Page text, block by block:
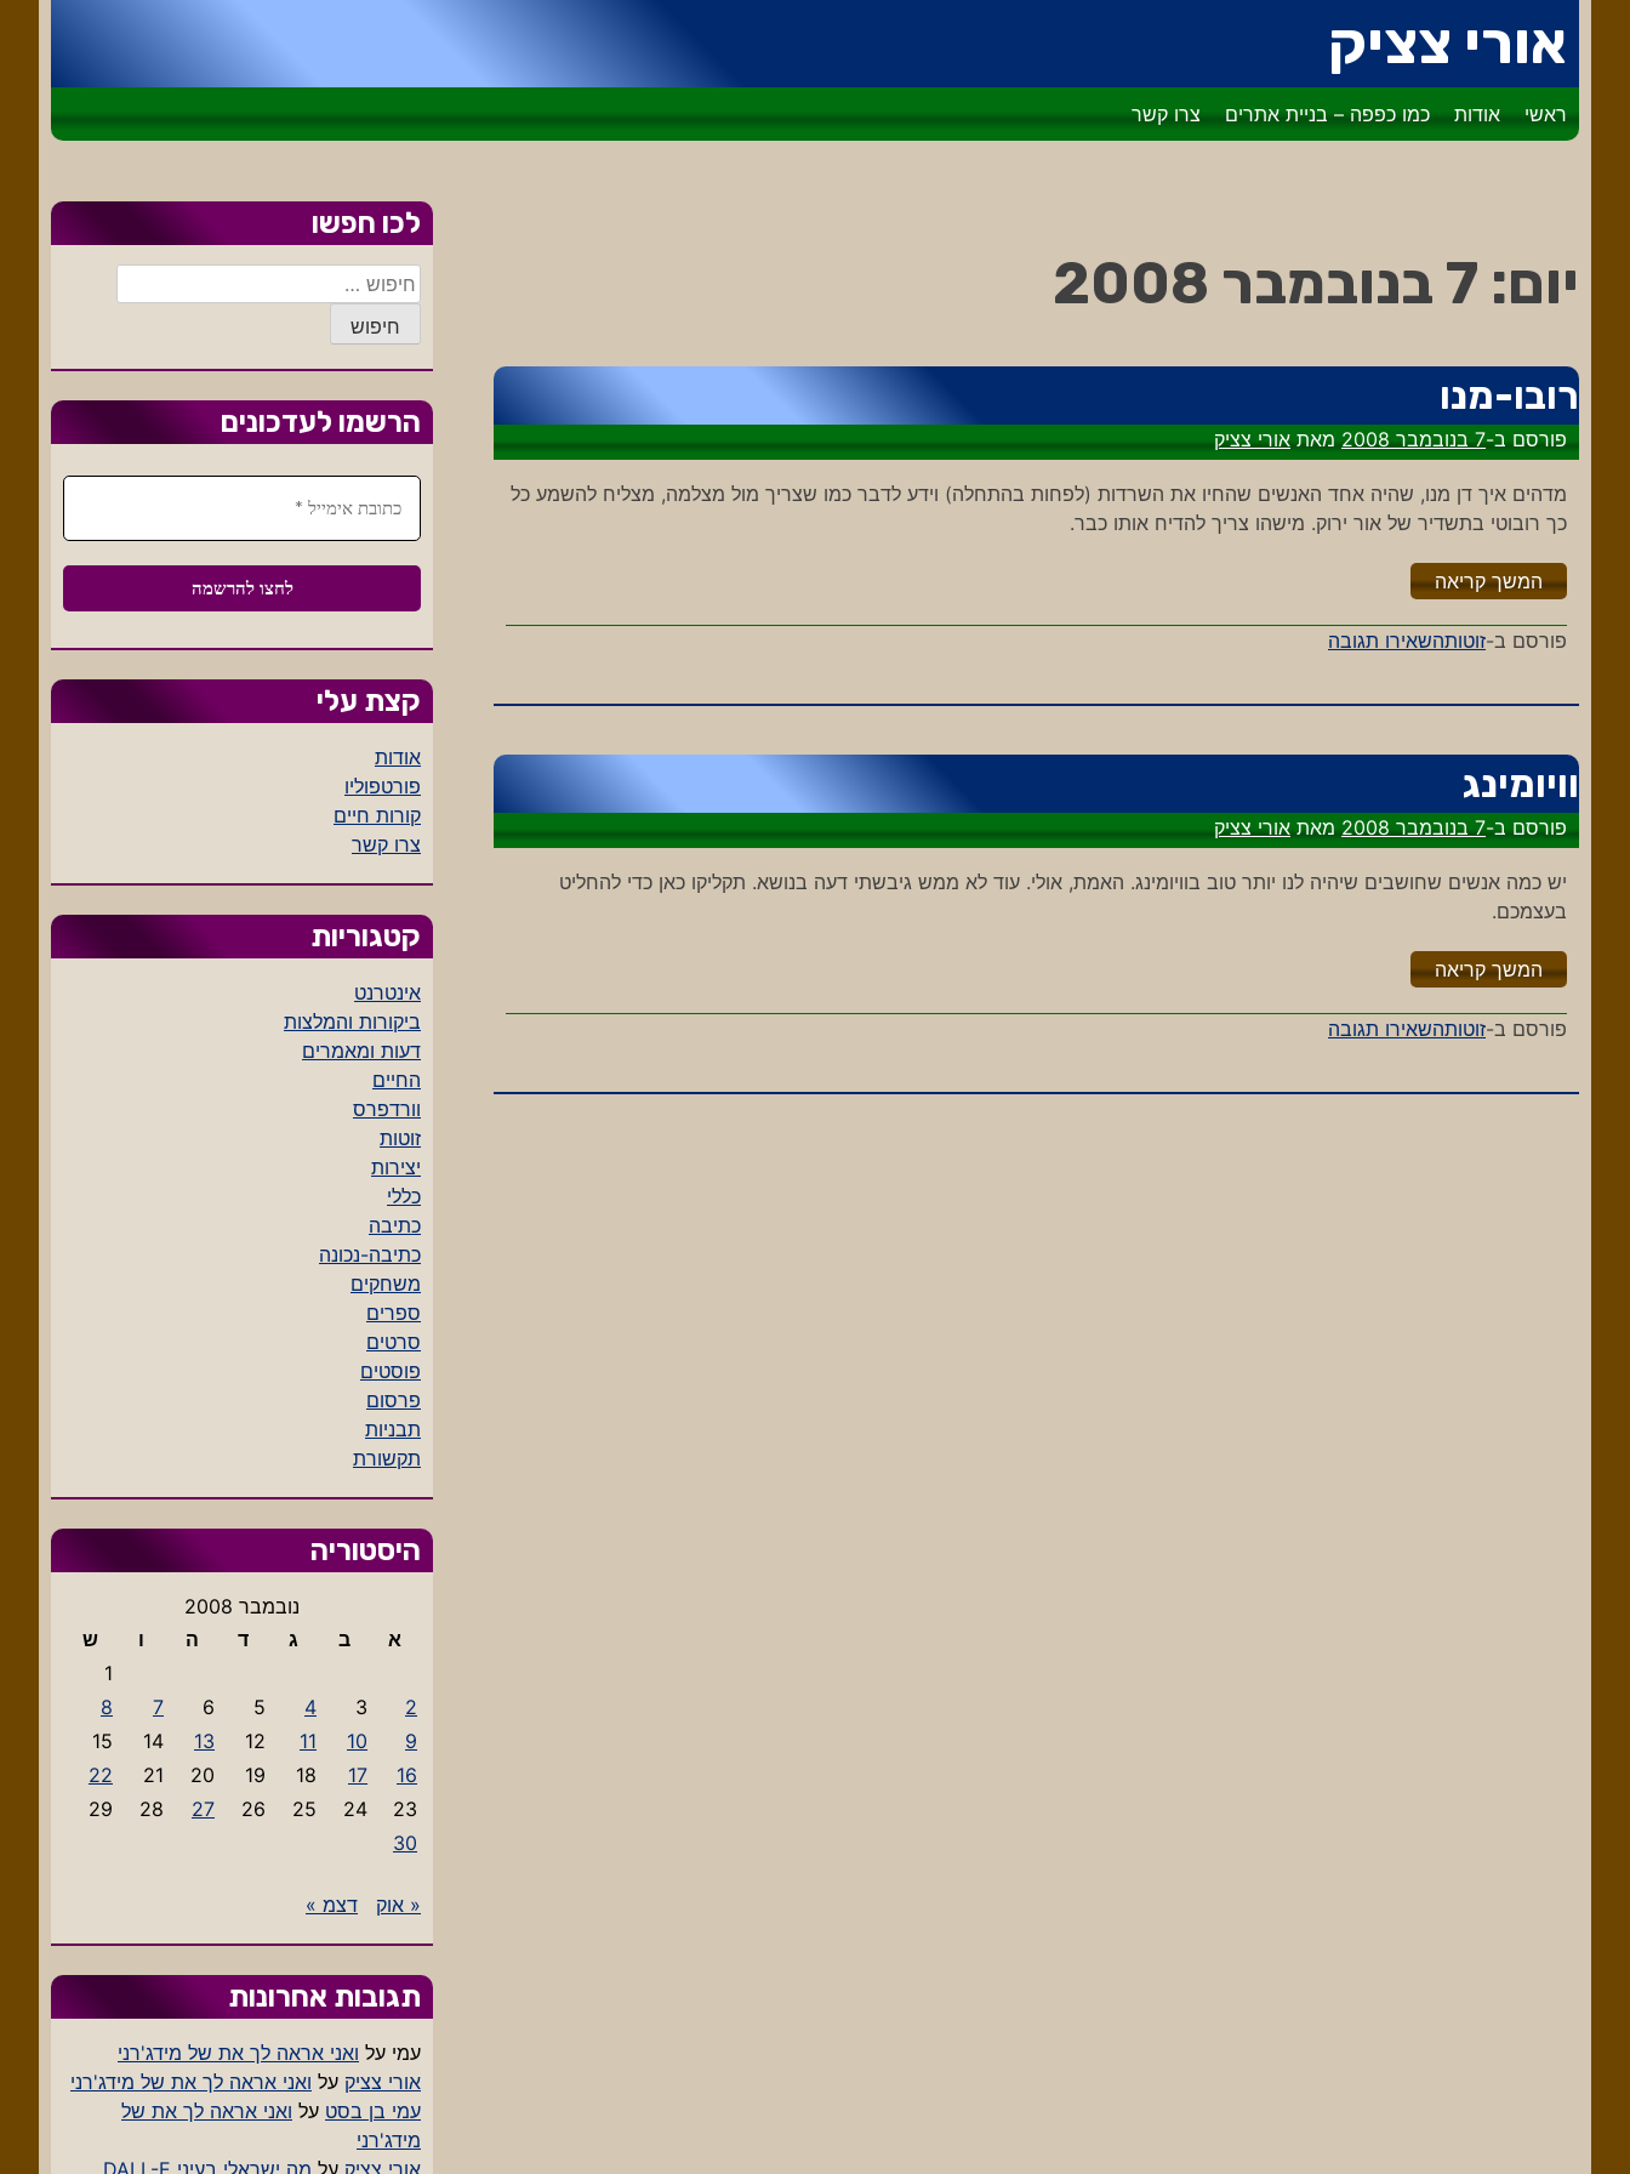
לתוכן
אורי צציק
ראשי אודות כמו כפפה – בניית אתרים צרו קשר
יום: 7 בנובמבר 2008
רובו-מנו
פורסם ב-7 בנובמבר 2008 מאתאורי צציק
מדהים איך דן מנו, שהיה אחד האנשים שהחיו את השרדות (לפחות בהתחלה) וידע לדבר כמו שצריך מול מצלמה, מצליח להשמע כל
כך רובוטי בתשדיר של אור ירוק. מישהו צריך להדיח אותו כבר.
המשך קריאה"%s"
פורסם ב-זוטותהשאירו תגובה
וויומינג
פורסם ב-7 בנובמבר 2008 מאתאורי צציק
יש כמה אנשים שחושבים שיהיה לנו יותר טוב בוויומינג. האמת, אולי. עוד לא ממש גיבשתי דעה בנושא. תקליקו כאן כדי להחליט
בעצמכם.
המשך קריאה"%s"
פורסם ב-זוטותהשאירו תגובה
לכו חפשו
חיפוש:
הרשמו לעדכונים
קצת עלי
אודות
פורטפוליו
קורות חיים
צרו קשר
קטגוריות
אינטרנט
ביקורות והמלצות
דעות ומאמרים
החיים
וורדפרס
זוטות
יצירות
כללי
כתיבה
כתיבה-נכונה
משחקים
ספרים
סרטים
פוסטים
פרסום
תבניות
תקשורת
היסטוריה
נובמבר 2008
א
ב ג ד ה ו
ש
1
2
3
4
5
6
7
8
9
10
11
12
13
14
15
16
17
18
19
20
21
22
23
24
25
26
27
28
29
30
« אוק דצמ »
תגובות אחרונות
עמי על ואני אראה לך את של מידג'רני
אורי צציק על ואני אראה לך את של מידג'רני
עמי בן בסט על ואני אראה לך את של
מידג'רני